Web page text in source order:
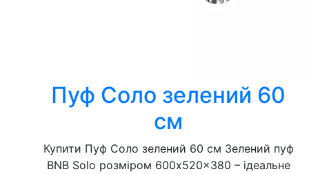
Пуф Соло зелений 60
см
Купити Пуф Соло зелений 60 см Зелений пуф
BNB Solo розміром 600x520x380 – ідеальне